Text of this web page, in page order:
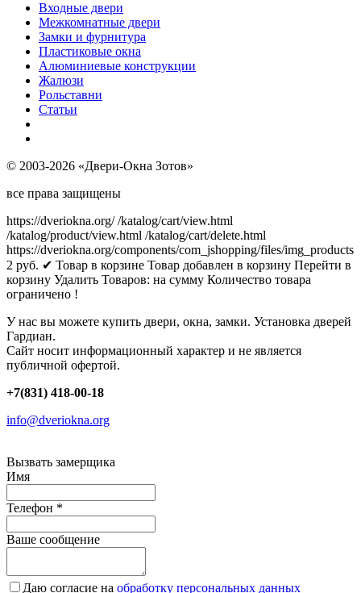
Входные двери
Межкомнатные двери
Замки и фурнитура
Пластиковые окна
Алюминиевые конструкции
Жалюзи
Рольставни
Статьи
© 2003-2026 «Двери-Окна Зотов»
все права защищены
https://dveriokna.org/ /katalog/cart/view.html
/katalog/product/view.html /katalog/cart/delete.html
https://dveriokna.org/components/com_jshopping/files/img_products
2 руб. ✔ Товар в корзине Товар добавлен в корзину Перейти в
корзину Удалить Товаров: на сумму Количество товара
ограничено !
У нас вы можете купить двери, окна, замки. Установка дверей
Гардиан.
Сайт носит информационный характер и не является
публичной офертой.
+7(831) 418-00-18
info@dveriokna.org
Вызвать замерщика
Имя
Телефон *
Ваше сообщение
Даю согласие на обработку персональных данных